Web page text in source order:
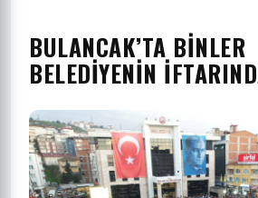
BULANCAK’TA BINLER
BELEDIYENIN